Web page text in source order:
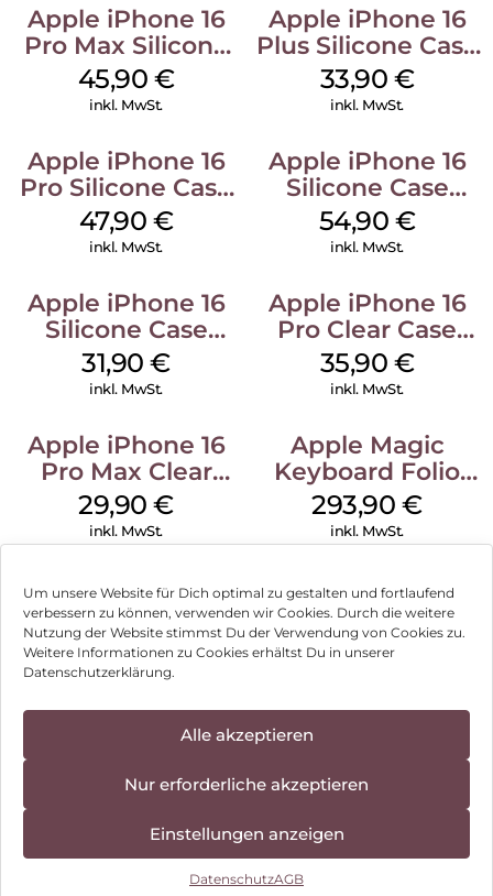
Um unsere Website für Dich optimal zu gestalten und fortlaufend
verbessern zu können, verwenden wir Cookies. Durch die weitere
Nutzung der Website stimmst Du der Verwendung von Cookies zu.
Weitere Informationen zu Cookies erhältst Du in unserer
Datenschutzerklärung.
Alle akzeptieren
Nur erforderliche akzeptieren
Einstellungen anzeigen
DatenschutzAGB
Apple iPhone 16
Pro Max Silicone
Case MagSafe
Ultramarine
45,90 €
inkl. MwSt.
Apple iPhone 16
Plus Silicone Case
MagSafe Lake
Green
33,90 €
inkl. MwSt.
Apple iPhone 16
Pro Silicone Case
MagSafe Denim
47,90 €
inkl. MwSt.
Apple iPhone 16
Silicone Case
MagSafe Black
54,90 €
inkl. MwSt.
Apple iPhone 16
Silicone Case
MagSafe Fuchsia
31,90€
inkl. MwSt.
Apple iPhone 16
Pro Clear Case
MagSafe
Transparent
35,90 €
inkl. MwSt.
Apple iPhone 16
Pro Max Clear
Case MagSafe
Transparent
29,90€
inkl. MwSt.
Apple Magic
Keyboard Folio
iPad 10.9″ (10.Gen.)
Weiß
293,90€
inkl. MwSt.
Impressum
Hinweis zur Batterieentsorgung
Newsletter
, Brodos AG – All Rights Reserved.